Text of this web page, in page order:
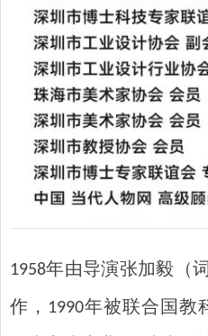
1958年由导演张加毅（
作，1990年被联合国教